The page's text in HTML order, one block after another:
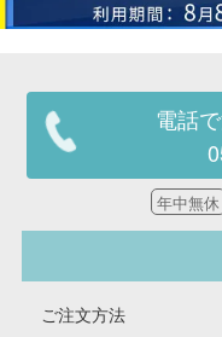
電話
年中無休
ご注文方法